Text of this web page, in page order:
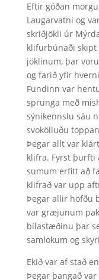
Eftir góðan
Laugarvatni og
skriðjökli úr
klifurbúnaði skipt
jöklinum, þar
og farið yfir
Fundinn var
sprunga með
sýnikennslu sáu
svokölluðu
Þegar allt var
klifra. Fyrst þurfti
sumum erfitt að
klifrað var upp
Þegar allir höfðu
var græjunum
bílastæðinu þar
samlokum og
Ekið var af stað
Þegar þangað